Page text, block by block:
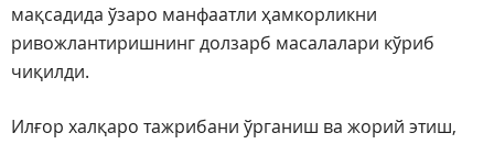
мақсадида ўзаро манфаатли ҳамкорликни
ривожлантиришнинг долзарб масалалари кўриб
чиқилди.
Илғор халқаро тажрибани ўрганиш ва жорий этиш,